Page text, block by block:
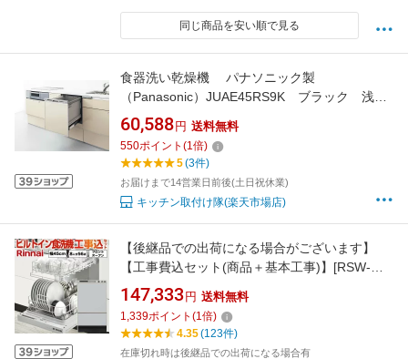
同じ商品を安い順で見る
食器洗い乾燥機 パナソニック製
（Panasonic）JUAE45RS9K ブラック 浅型
タイプ パネル材仕様 【パネル材別売】
60,588 円 送料無料
550ポイント (1倍)
5(3件)
お届けまで14営業日前後(土日祝休業)
キッチン取付け隊(楽天市場店)
【後継品での出荷になる場合がございます】
【工事費込セット(商品＋基本工事)】[RSW-
F402C-SV] リンナイ 食器洗い乾燥機 フロント
オープン 幅45cm 化粧パネル対応 ビルトイン食
洗機 【RKWR-F402CSVの後継品】庫内形状：
深型 シルバー 【クーポン有★2026/8/17迄】
147,333 円 送料無料
1,339ポイント (1倍)
4.35(123件)
在庫切れ時は後継品での出荷になる場合有